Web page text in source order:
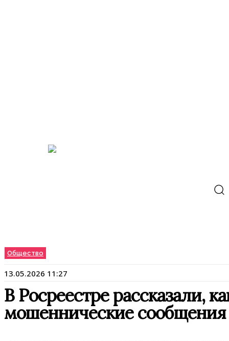
Общество
13.05.2026 11:27
В Росреестре рассказали,
мошеннические